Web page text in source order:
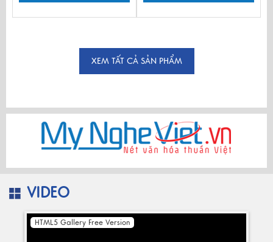
XEM TẤT CẢ SẢN PHẨM
VIDEO
HTML5 Gallery Free Version